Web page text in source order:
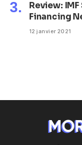
Review:
Financing
12 janvier 2021